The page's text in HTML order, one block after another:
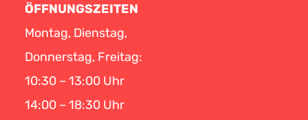
ÖFFNUNGSZEITEN
Montag, Dienstag,
Donnerstag, Freitag:
10:30 – 13:00 Uhr
14:00 – 18:30 Uhr